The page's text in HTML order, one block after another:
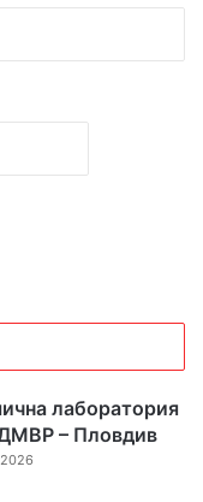
лаборатория
– Пловдив